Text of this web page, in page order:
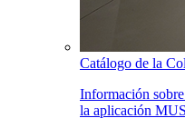
Catálogo de la
Información
la aplicación